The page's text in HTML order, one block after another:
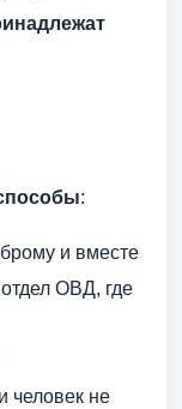
:
и вместе
ОВД, где
человек не